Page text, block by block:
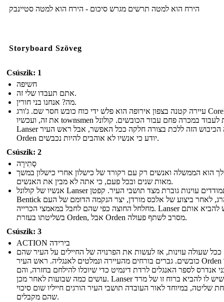
הירח הוא למטה תרשים מגרש סיכום - הירח הוא למטה סטיינבק
Storyboard Szöveg
Csúszik: 1
חשיפה
אתם תעבדו שלי זה.
מה? אנחנו בני חורין.
עיירה קטנה בצפון אירופה הוא פלש ידי כוח כובש חסר שם. ג'ורג Corell סידר
את זה, ועכשיו townsmen נאלצות לעבוד במכרה פחם עבור הכובשים. קולונל
Lanser רוצה הכיבוש הזה ללכת בצורה חלקה ככל האפשר, אבל ראש העיר
Orden יודע כי אנשיו לא אוהבים להיות נכבשים.
Csúszik: 2
סְתִירָה
הוא הממשלה ואנשים רק עם רקורד של כישלון אחרי כישלון במשך
מאות שנים ובכל פעם, כי אתה לא מבין את האנשים.
אנשיו של קולונל Lanser מתמודדים עוינות גוברת מצד תושבי העיר. קפטן
Bentick הוא נהרג, לאחר ביצוע של אלכס מורדן, יצר הנקמה הדומם של העם
מחלחל החוצה כפי שהם לחבל במאמצי הכרייה. Lanser מבקש להביא אותם
בשליטתו בעזרת Orden, אבל Orden מסרב לשתף פעולה.
Csúszik: 3
ACTION בירידה
ככל שעולה עוינות, אז לעשות את הפרנויה של החיילים על העיר שהם
כובשים. גברים בורחים מהעיירה ונמלטים לאנגליה. ראש העיר Orden אומר
אנדרס לספר האנגלים לרדת דינמיט כדי שיוכלו להילחם בחזרה, והם
עושים כמה שבועות לאחר מכן. Lanser יודע שיש לו להביא ברוח זו של מרד
שליטה, במיוחד לאור העובדה תושבי העיר הורגים חייליו שום סיכוי
שהם מקבלים.